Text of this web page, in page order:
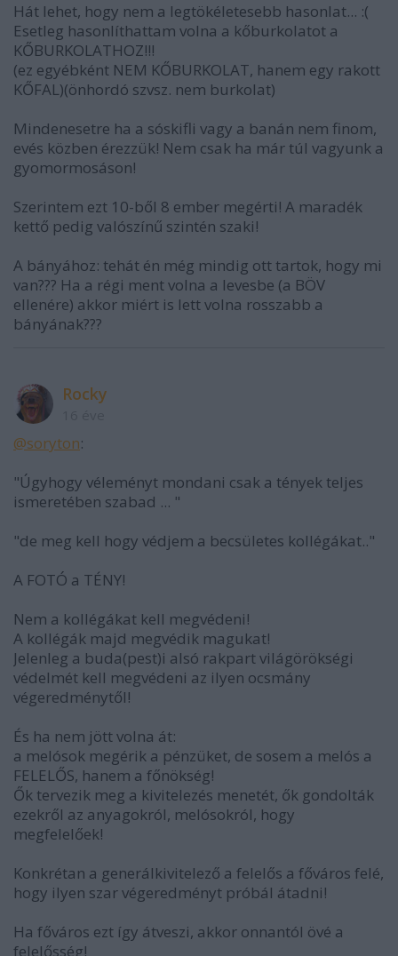
Hát lehet, hogy nem a legtökéletesebb hasonlat... :(
Esetleg hasonlíthattam volna a kőburkolatot a
KŐBURKOLATHOZ!!!
(ez egyébként NEM KŐBURKOLAT, hanem egy rakott
KŐFAL)(önhordó szvsz. nem burkolat)
Mindenesetre ha a sóskifli vagy a banán nem finom,
evés közben érezzük! Nem csak ha már túl vagyunk a
gyomormosáson!
Szerintem ezt 10-ből 8 ember megérti! A maradék
kettő pedig valószínű szintén szaki!
A bányához: tehát én még mindig ott tartok, hogy mi
van??? Ha a régi ment volna a levesbe (a BÖV
ellenére) akkor miért is lett volna rosszabb a
bányának???
Rocky
@soryton:
"Úgyhogy véleményt mondani csak a tények teljes
ismeretében szabad ... "
"de meg kell hogy védjem a becsületes kollégákat.."
A FOTÓ a TÉNY!
Nem a kollégákat kell megvédeni!
A kollégák majd megvédik magukat!
Jelenleg a buda(pest)i alsó rakpart világörökségi
védelmét kell megvédeni az ilyen ocsmány
végeredménytől!
És ha nem jött volna át:
a melósok megérik a pénzüket, de sosem a melós a
FELELŐS, hanem a főnökség!
Ők tervezik meg a kivitelezés menetét, ők gondolták
ezekről az anyagokról, melósokról, hogy
megfelelőek!
Konkrétan a generálkivitelező a felelős a főváros felé,
hogy ilyen szar végeredményt próbál átadni!
Ha főváros ezt így átveszi, akkor onnantól övé a
felelősség!